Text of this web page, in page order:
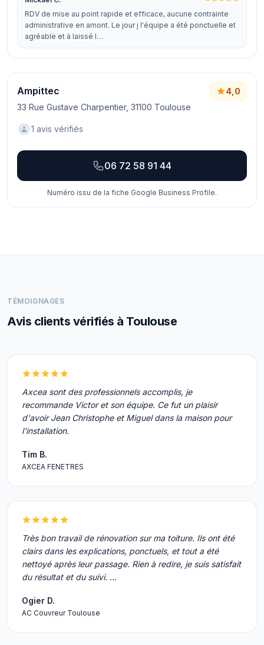
RDV de mise au point rapide et efficace, aucune contrainte
administrative en amont. Le jour j l'équipe a été ponctuelle et
agréable et à laissé l…
Ampittec
33 Rue Gustave Charpentier, 31100 Toulouse
4,0
1 avis vérifiés
06 72 58 91 44
Numéro issu de la fiche Google Business Profile.
TÉMOIGNAGES
Avis clients vérifiés à Toulouse
Axcea sont des professionnels accomplis, je
recommande Victor et son équipe. Ce fut un plaisir
d'avoir Jean Christophe et Miguel dans la maison pour
l'installation.
Tim B.
AXCEA FENETRES
Très bon travail de rénovation sur ma toiture. Ils ont été
clairs dans les explications, ponctuels, et tout a été
nettoyé après leur passage. Rien à redire, je suis satisfait
du résultat et du suivi. …
Ogier D.
AC Couvreur Toulouse